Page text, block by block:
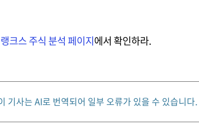
크스 주식 분석 페이지에서 확인하라.
기사는 AI로 번역되어 일부 오류가 있을 수 있습니다.